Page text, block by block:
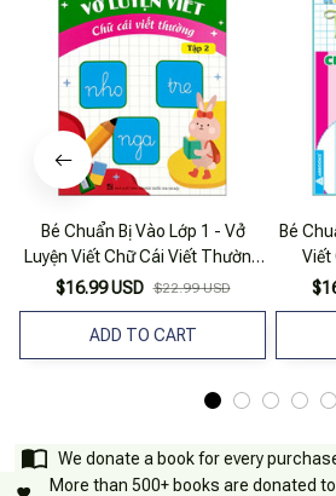
Bé Chuẩn Bị Vào Lớp 1 - Vở
Luyện Viết Chữ Cái Viết Thường
- Tập 2
$16.99 USD $22.99 USD
ADD TO CART
Bé
Viết
We donate a book for every
More than 500+ books are donated